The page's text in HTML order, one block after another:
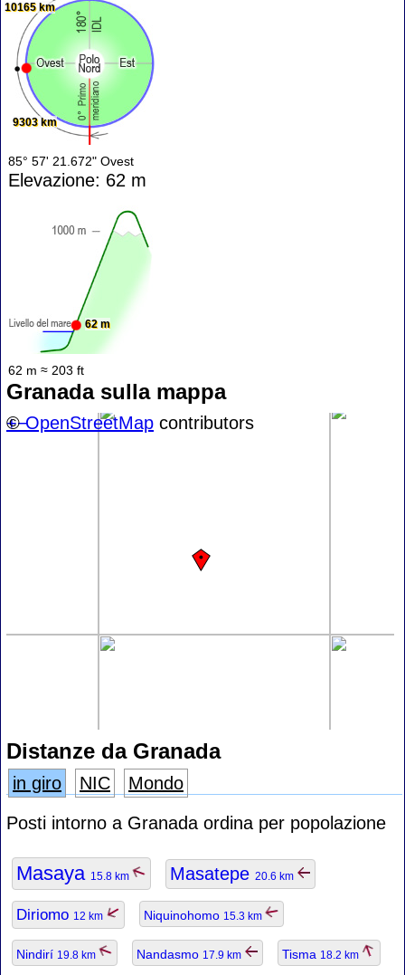
9303 km
10165 km
85° 57' 21.672" Ovest
Elevazione: 62 m
62 m
62 m ≈ 203 ft
Granada sulla mappa
+−
©OpenStreetMap contributors
Distanze da Granada
in giro NIC
Mondo
Posti intorno a Granada ordina per popolazione
Masaya 15.8 km Masatepe 20.6 km
Diriomo 12 km Niquinohomo 15.3 km
Nindirí 19.8 km Nandasmo 17.9 km Tisma 18.2 km